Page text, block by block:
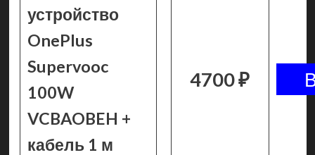
устройство
OnePlus
Supervooc
100W
VCBAOBEH +
кабель 1 м
4700 ₽